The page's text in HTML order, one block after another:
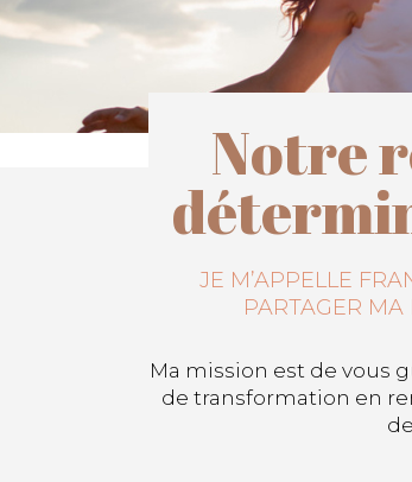
Notre
JE M’APPELLE
PARTAGER MA
Ma mission est de vous
de transformation en